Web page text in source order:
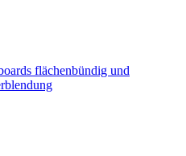
flächenbündig und